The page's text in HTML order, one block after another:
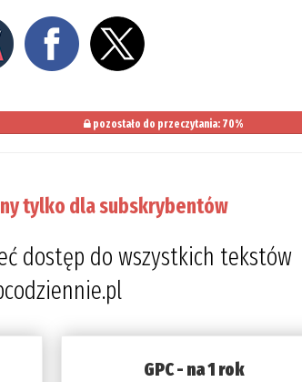
pozostało do przeczytania: 70%
tylko dla subskrybentów
dostęp do wszystkich tekstów
GPC - na 1 rok